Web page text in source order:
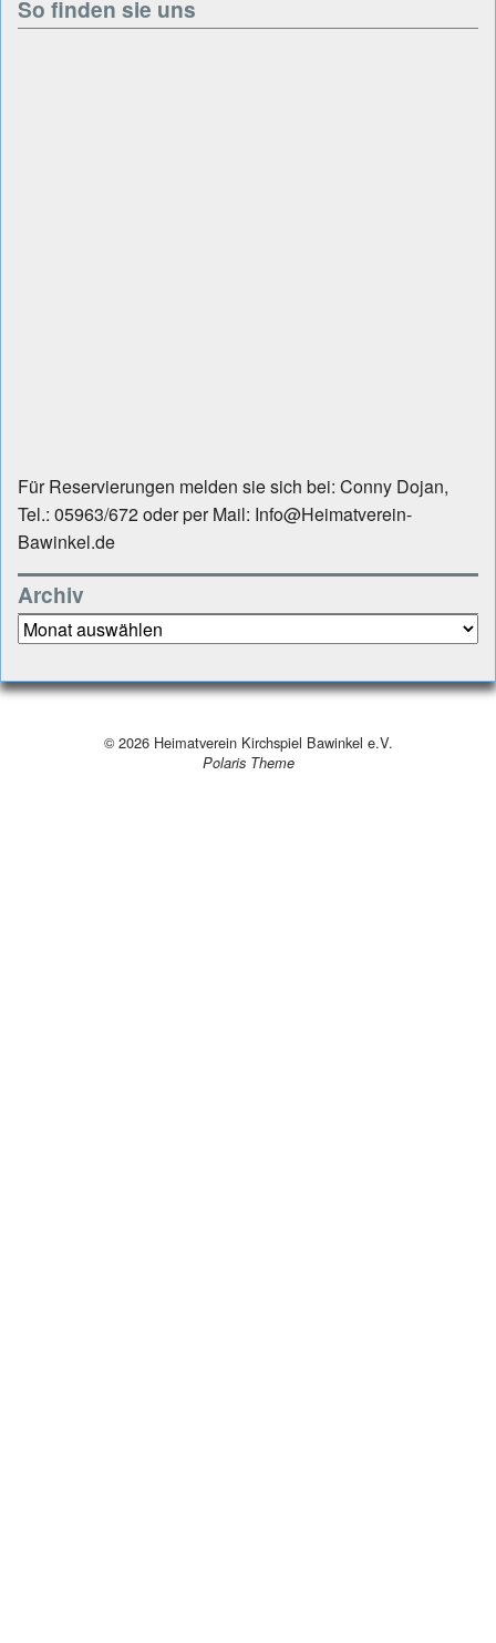
So finden sie uns
Für Reservierungen melden sie sich bei: Conny Dojan,
Tel.: 05963/672 oder per Mail: Info@Heimatverein-
Bawinkel.de
Archiv
Archiv
© 2026Heimatverein Kirchspiel Bawinkel e.V.
Polaris Theme